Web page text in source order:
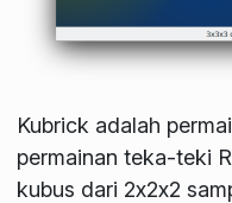
Kubrick adalah
permainan teka-teki
kubus dari 2x2x2